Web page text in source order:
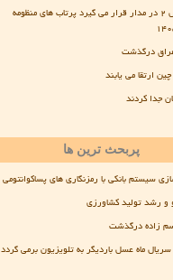
ماهواره پارس ۲ در مدار قرار می گیرد پرتاب های منظومه
درگذشت
ارتقا می یابند
جدا کردند
پربحث ترین ها
سیستم بانکی با رمزنگاری های پساکوانتومی
و رشد تولید کشاورزی
زاده درگذشت
سریال ماه عسل باردیگر به تلویزیون برمی گردد